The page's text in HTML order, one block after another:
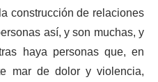
construcción de relaciones
así, y son muchas, y
haya personas que, en
mar de dolor y violencia,